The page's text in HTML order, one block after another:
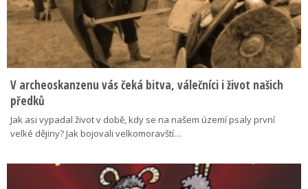
V archeoskanzenu vás čeká bitva, válečníci i život našich
předků
Jak asi vypadal život v době, kdy se na našem území psaly první
velké dějiny? Jak bojovali velkomoravští…